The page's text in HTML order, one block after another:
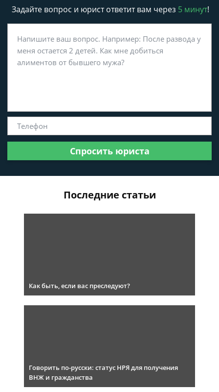
Задайте вопрос и юрист ответит вам через 5 минут!
Спросить юриста
Последние статьи
Как быть, если вас преследуют?
Говорить по-русски: статус НРЯ для получения
ВНЖ и гражданства